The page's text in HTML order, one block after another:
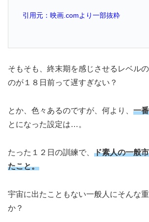
引用元：映画.comより一部抜粋
そもそも、終末期を感じさせるレベル
のが１８日前って遅すぎない？
とか、色々あるのですが、何より、 一
とになった設定は…。
たった１２日の訓練で、 ド素人の一般
たこと。
宇宙に出たこともない一般人にそんな
か？